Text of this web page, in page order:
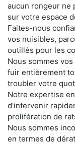
aucun rongeur ne
sur votre espace
Faites-nous
vos nuisibles,
outillés pour les
Nous sommes
fuir entièrement
troubler votre
Notre expertise
d'intervenir
prolifération de
Nous sommes
en termes de